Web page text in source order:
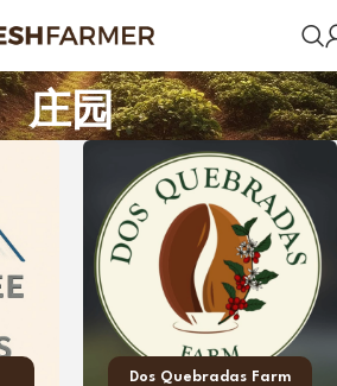
庄园
Dos Quebradas Farm